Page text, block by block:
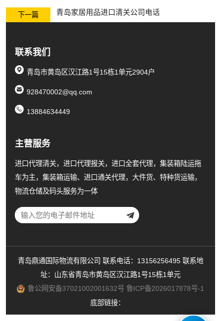
下一篇 青岛家居用品进口清关公司电话
联系我们
青岛市黄岛区汉江路1号15栋1单元2904户
928470002@qq.com
13884634449
主营服务
进口代理清关，进口代理报关，进口全套代理，集装箱陆运拖
车为主，集装箱运输、进口通关代理，大件货、特种货运输，
物流仓储及码头服务为一体
青岛鼎通国际物流有限公司 联系电话：13156256495 联系地
址：山东省青岛市黄岛区汉江路1号15栋1单元
鲁公网安备37021002001632号 鲁ICP备2026017878号-1
底部链接：